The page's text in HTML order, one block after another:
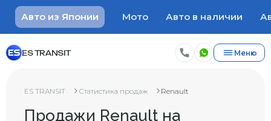
Авто из Японии Мото Авто в наличии
ES TRANSIT Меню
ES TRANSIT Статистика продаж Renault
Продажи Renault на